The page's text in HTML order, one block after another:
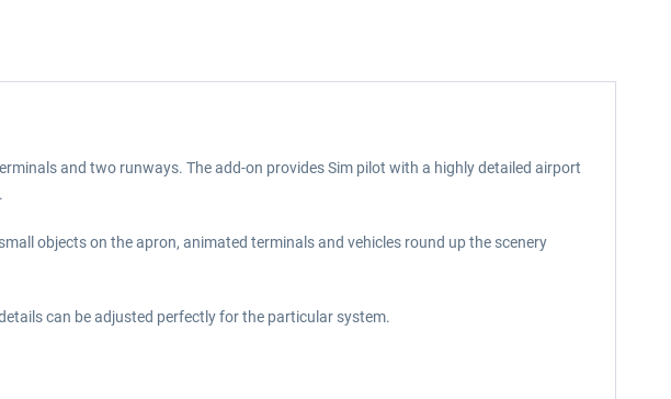
and two runways. The add-on provides Sim pilot with a highly detailed airport
objects on the apron, animated terminals and vehicles round up the scenery
can be adjusted perfectly for the particular system.